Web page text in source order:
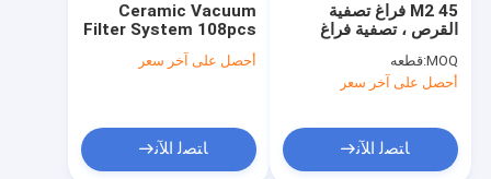
اتصل بنا
أخبار
Ceramic Vacuum
Filter System 108pcs
Filter Disks and High
Filtration Precision
أحصل على آخر سعر
ﺎﺘﺼﻟ ﺍﻶﻧ
45 M2 فراغ تصفية
القرص ، تصفية فراغ
تصفية كعكة
MOQ: قطعه
أحصل على آخر سعر
ﺎﺘﺼﻟ ﺍﻶﻧ